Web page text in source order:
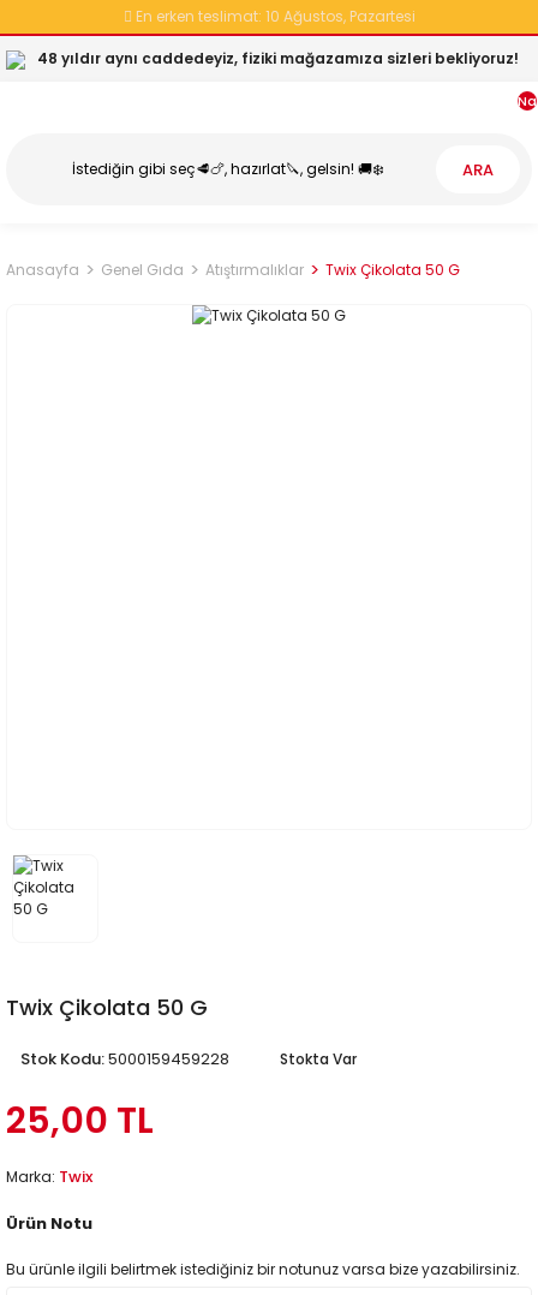
En erken teslimat: 10 Ağustos, Pazartesi
48 yıldır aynı caddedeyiz, fiziki mağazamıza sizleri bekliyoruz!
ARA
Anasayfa Genel Gıda Atıştırmalıklar Twix Çikolata 50 G
Twix Çikolata 50 G
Stok Kodu:5000159459228 Stokta Var
25,00 TL
Marka: Twix
Ürün Notu
Bu ürünle ilgili belirtmek istediğiniz bir notunuz varsa bize yazabilirsiniz.